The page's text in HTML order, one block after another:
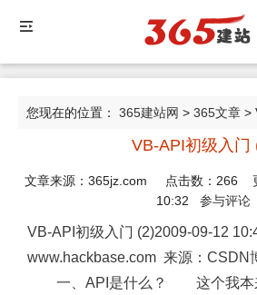
您现在的位置： 365建站网 > 365文章 >
VB-API初级入门
文章来源：365jz.com 点击数： 266
10:32 参与评论
VB-API初级入门 (2)2009-09-12
www.hackbase.com 来源：CSDN
一、API是什么？ 这个我本来